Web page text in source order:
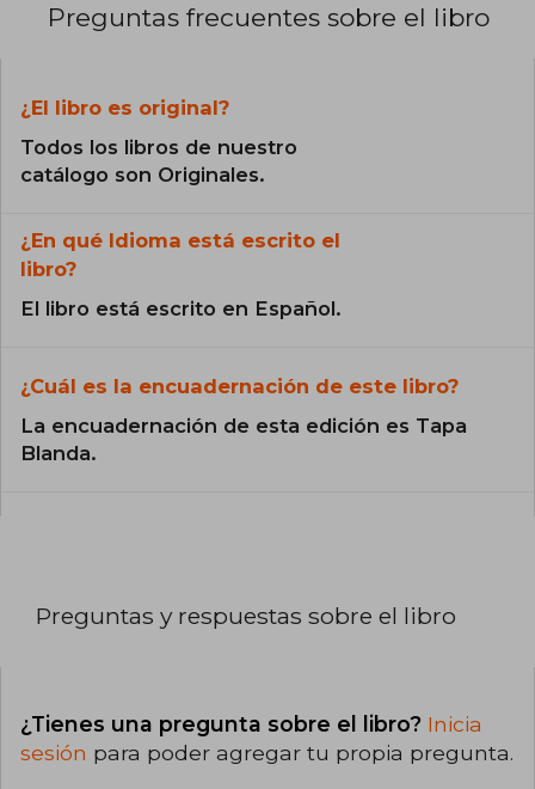
Preguntas frecuentes sobre el libro
¿El libro es original?
Todos los libros de nuestro
catálogo son Originales.
¿En qué Idioma está escrito el
libro?
El libro está escrito en Español.
¿Cuál es la encuadernación de este libro?
La encuadernación de esta edición es Tapa
Blanda.
Preguntas y respuestas sobre el libro
¿Tienes una pregunta sobre el libro? Inicia
sesión para poder agregar tu propia pregunta.